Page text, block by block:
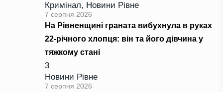
Кримінал, Новини Рівне
7 серпня 2026
На Рівненщині граната вибухнула в руках
22-річного хлопця: він та його дівчина у
тяжкому стані
3
Новини Рівне
7 серпня 2026